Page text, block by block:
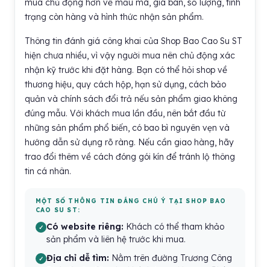
mua chủ động hơn về mẫu mã, giá bán, số lượng, tình
trạng còn hàng và hình thức nhận sản phẩm.
Thông tin đánh giá công khai của Shop Bao Cao Su ST
hiện chưa nhiều, vì vậy người mua nên chủ động xác
nhận kỹ trước khi đặt hàng. Bạn có thể hỏi shop về
thương hiệu, quy cách hộp, hạn sử dụng, cách bảo
quản và chính sách đổi trả nếu sản phẩm giao không
đúng mẫu. Với khách mua lần đầu, nên bắt đầu từ
những sản phẩm phổ biến, có bao bì nguyên vẹn và
hướng dẫn sử dụng rõ ràng. Nếu cần giao hàng, hãy
trao đổi thêm về cách đóng gói kín để tránh lộ thông
tin cá nhân.
MỘT SỐ THÔNG TIN ĐÁNG CHÚ Ý TẠI SHOP BAO
CAO SU ST:
Có website riêng: Khách có thể tham khảo
sản phẩm và liên hệ trước khi mua.
Địa chỉ dễ tìm: Nằm trên đường Trương Công